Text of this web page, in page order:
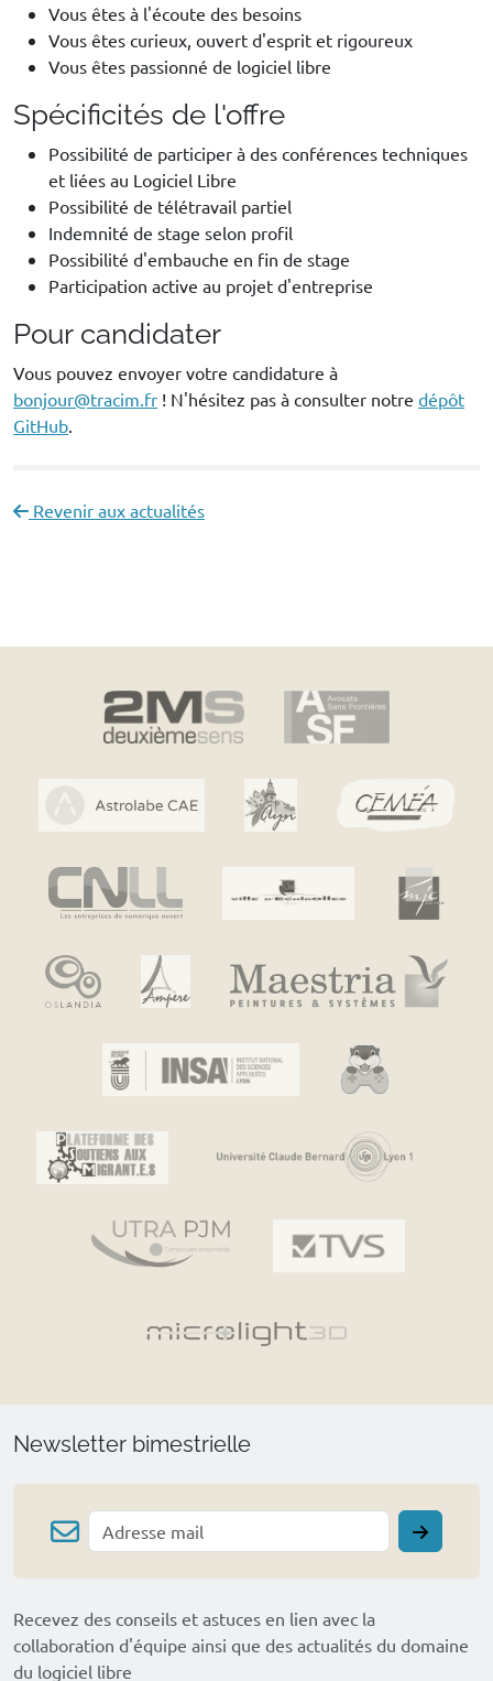
Vous êtes à l'écoute des besoins
Vous êtes curieux, ouvert d'esprit et rigoureux
Vous êtes passionné de logiciel libre
Spécificités de l'offre
Possibilité de participer à des conférences techniques
et liées au Logiciel Libre
Possibilité de télétravail partiel
Indemnité de stage selon profil
Possibilité d'embauche en fin de stage
Participation active au projet d'entreprise
Pour candidater
Vous pouvez envoyer votre candidature à
bonjour@tracim.fr ! N'hésitez pas à consulter notre dépôt
GitHub.
Revenir aux actualités
Newsletter bimestrielle
Recevez des conseils et astuces en lien avec la
collaboration d'équipe ainsi que des actualités du domaine
du logiciel libre